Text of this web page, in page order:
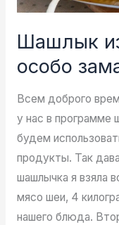
Шашлык
особо
Всем доброго
у нас в программе
будем
продукты. Так
шашлычка я взяла
мясо шеи, 4
нашего блюда.